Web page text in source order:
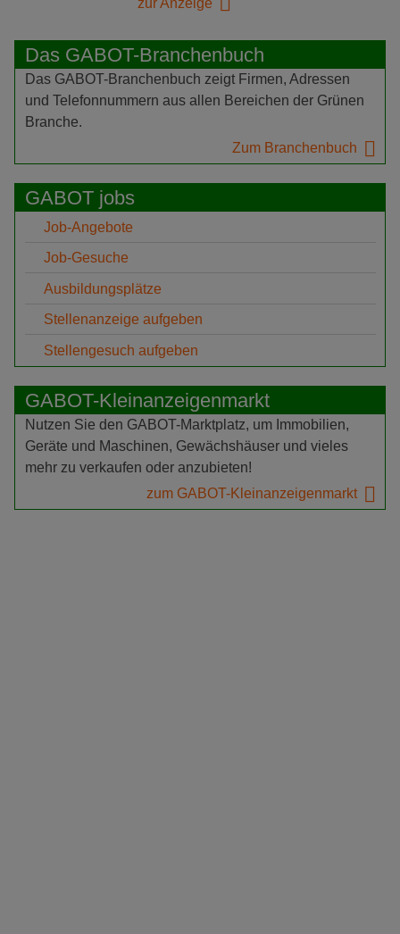
Das GABOT-Branchenbuch
Das GABOT-Branchenbuch zeigt Firmen, Adressen
und Telefonnummern aus allen Bereichen der Grünen
Branche.
Zum Branchenbuch
GABOT jobs
Job-Angebote
Job-Gesuche
Ausbildungsplätze
Stellenanzeige aufgeben
Stellengesuch aufgeben
GABOT-Kleinanzeigenmarkt
Nutzen Sie den GABOT-Marktplatz, um Immobilien,
Geräte und Maschinen, Gewächshäuser und vieles
mehr zu verkaufen oder anzubieten!
zum GABOT-Kleinanzeigenmarkt